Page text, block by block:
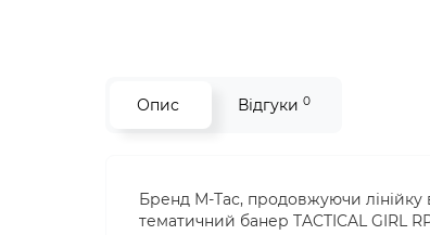
Опис Відгуки 0
Бренд М-Тас, продовжуючи лінійку
тематичний банер TACTICAL GIRL